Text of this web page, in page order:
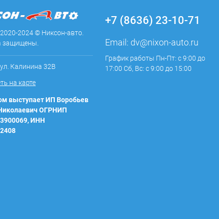
2024 © Никсон-авто.
защищены.
Калинина 32В
на карте
выступает ИП Воробьев
ОГРНИП
ИНН
+7 (8636) 23-10-71
Email: dv@nixon-auto.ru
График работы Пн-Пт: с 9:00 до
17:00 Сб, Вс: с 9:00 до 15:00